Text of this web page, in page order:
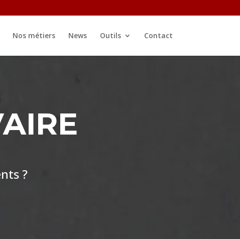
Nos métiers News Outils Contact
?